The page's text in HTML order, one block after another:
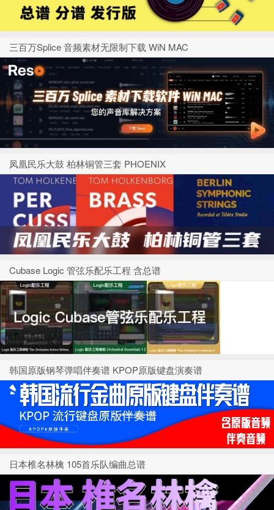
三百万Splice 音频素材无限制下载 WiN MAC
凤凰民乐大鼓 柏林铜管三套 PHOENIX
Cubase Logic 管弦乐配乐工程 含总谱
韩国原版钢琴弹唱伴奏谱 KPOP原版键盘演奏谱
日本椎名林檎 105首乐队编曲总谱